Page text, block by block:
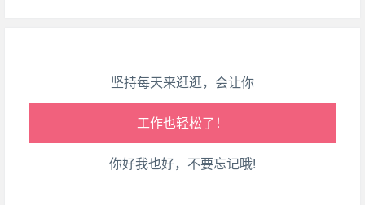
坚持每天来逛逛，会让你
腰也不酸了！
工作也轻松了！
你好我也好，不要忘记哦!